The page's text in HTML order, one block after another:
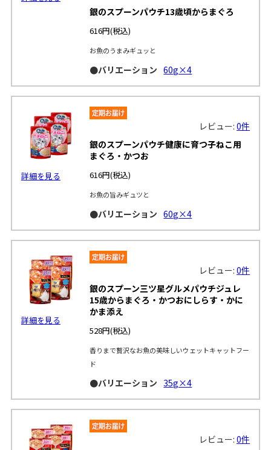
銀のスプーンパウチ13歳頃からまぐろ
616円(税込)
お魚のうまみギュッと
●バリエーション 60g×4
詳細を見る
レビュー:0件
銀のスプーンパウチ健康に育つ子ねこ用
まぐろ・かつお
616円(税込)
お魚の旨みギュツと
●バリエーション 60g×4
詳細を見る
レビュー:0件
銀のスプーン三ツ星グルメパウチジュレ
15歳からまぐろ・かつおにしらす・かに
かま添え
528円(税込)
香りまで贅沢なお魚の美味しいウェットキャットフー
ド
●バリエーション 35g×4
レビュー:0件